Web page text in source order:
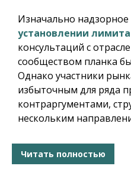
Изначально
установлении лимита
консультаций с
сообществом планка
Однако участники
избыточным для ряда
контраргументами,
нескольким
Читать полностью